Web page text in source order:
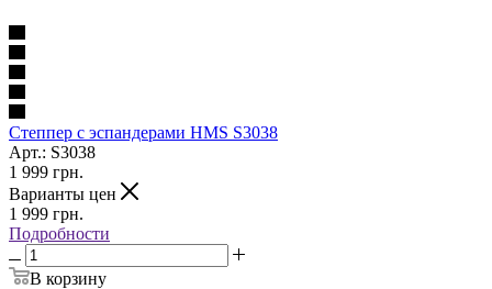
Степпер с эспандерами HMS S3038
Арт.: S3038
1 999 грн.
Варианты цен
1 999 грн.
Подробности
В корзину